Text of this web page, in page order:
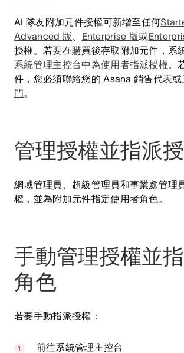
AI 隊友附加元件授權可新增至任何
Advanced 版
Enterprise 版或
授權。若要在購買後存取附加元件，系
系統管理主控台中為使用者指派授權。
件，您必須聯絡您的 Asana 銷售代表或
門。
管理授權並指派
網域管理員、超級管理員和事業處管理
權，並為附加元件指定使用者角色。
手動管理授權並
角色
若要手動指派授權：
前往系統管理主控台